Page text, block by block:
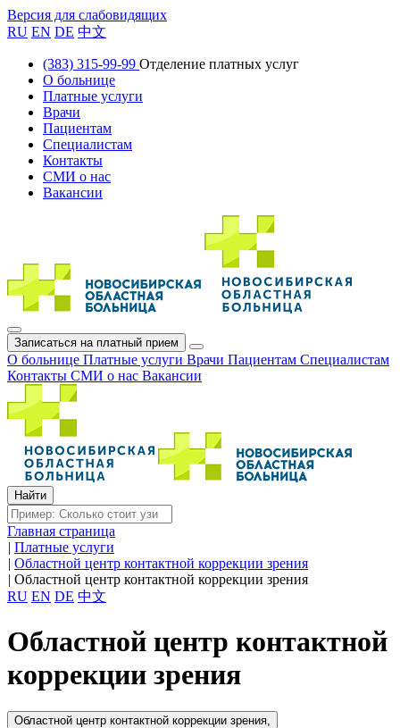
Версия для слабовидящих
RU EN DE 中文
(383) 315-99-99 Отделение платных услуг
О больнице
Платные услуги
Врачи
Пациентам
Специалистам
Контакты
СМИ о нас
Вакансии
Записаться на платный прием
О больнице Платные услуги Врачи Пациентам Специалистам
Контакты СМИ о нас Вакансии
Главная страница
| Платные услуги
| Областной центр контактной коррекции зрения
| Областной центр контактной коррекции зрения
RU EN DE 中文
Областной центр контактной
коррекции зрения
Областной центр контактной коррекции зрения,